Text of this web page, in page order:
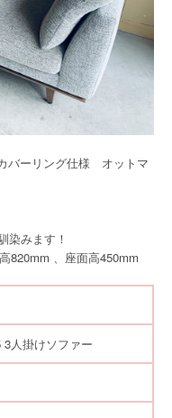
バーリング仕様 オットマ
染みます！
820mm 、座面高450mm
人掛けソファー